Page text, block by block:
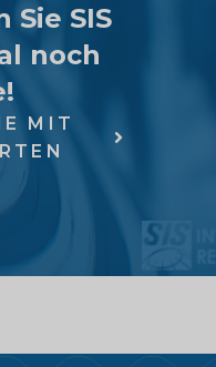
Sie SIS
noch
MIT